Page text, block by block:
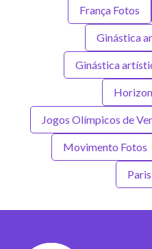
França Fotos
Ginástica
Ginástica
Jogos Olímpicos de
Movimento Fotos